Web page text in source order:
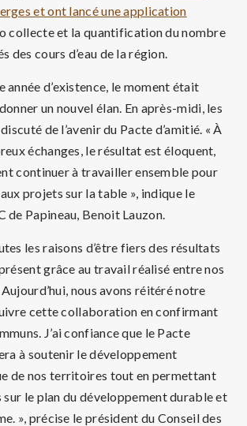
et ont lancé une application
collecte et la quantification du nombre
des cours d’eau de la région.
année d’existence, le moment était
un nouvel élan. En après-midi, les
de l’avenir du Pacte d’amitié. « À
échanges, le résultat est éloquent,
continuer à travailler ensemble pour
projets sur la table », indique le
de Papineau, Benoit Lauzon.
les raisons d’être fiers des résultats
grâce au travail réalisé entre nos
nous avons réitéré notre
cette collaboration en confirmant
J’ai confiance que le Pacte
à soutenir le développement
de nos territoires tout en permettant
sur le plan du développement durable et
», précise le président du Conseil des